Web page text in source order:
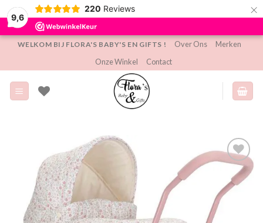
9,6
220 Reviews ×
inhoud
WELKOM BIJ FLORA'S BABY'S EN GIFTS ! Over Ons
Merken
Onze Winkel
Contact
Toevoegen
aan
verlanglijst